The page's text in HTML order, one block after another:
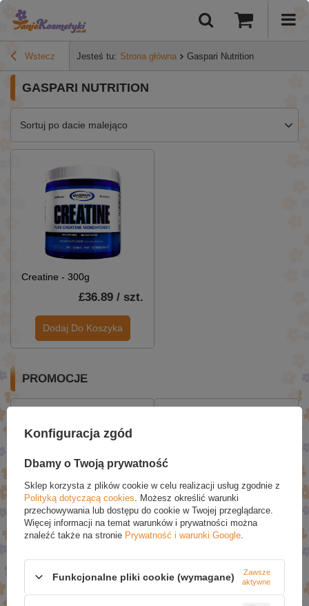
Wstecz Jesteś tu: Strona główna Gaspari Nutrition
GASPARI NUTRITION
Sortuj po dacie malejąco
Creatine - 300g
£36.89 / szt.
Dodaj Do Koszyka
PROMOCJE
C4 Ultimate, Lemon Twist -
520g
£38.75
£40.79
C4 Smart Energy,
Watermelon Burst - 12 x
£16.71
£17.59
Konfiguracja zgód
Dbamy o Twoją prywatność
Sklep korzysta z plików cookie w celu realizacji usług zgodnie z
Polityką dotyczącą cookies . Możesz określić warunki
przechowywania lub dostępu do cookie w Twojej przeglądarce.
Więcej informacji na temat warunków i prywatności można
znaleźć także na stronie Prywatność i warunki Google
Funkcjonalne pliki cookie (wymagane)
Zawsze
aktywne